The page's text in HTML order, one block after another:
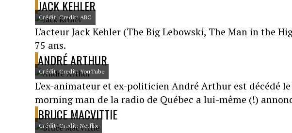
JACK KEHLER
Crédit: Credit: ABC
L'acteur Jack Kehler (The Big Lebowski, The Man in the
75 ans.
ANDRÉ ARTHUR
Crédit: Credit: YouTube
L'ex-animateur et ex-politicien André Arthur est décédé le
morning man de la radio de Québec a lui-même (!)
BRUCE MACVITTIE
Crédit: Credit: Netflix